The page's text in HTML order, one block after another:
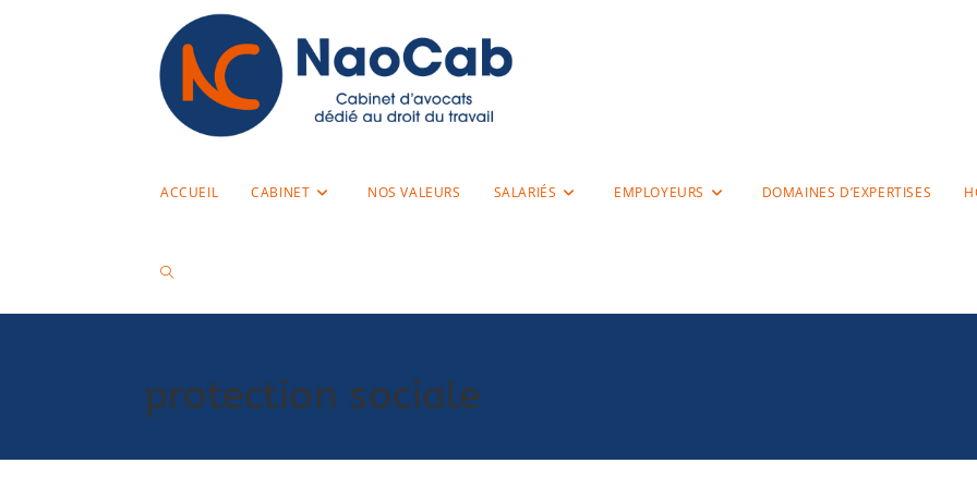
ACCUEIL CABINET NOS VALEURS SALARIÉS EMPLOYEURS DOMAINES D’EXPERTISES
protection sociale